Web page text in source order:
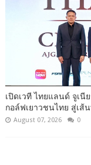
เปิดเวที ไทยแลนด์ จูเนี
กอล์ฟเยาวชนไทย สู่เส้น
August 07, 2026 0